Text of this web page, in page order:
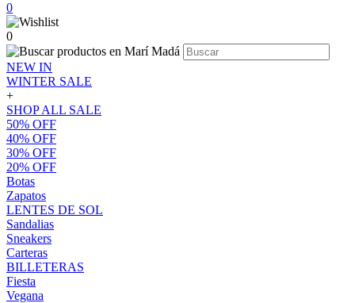
0
0
NEW IN
WINTER SALE
+
SHOP ALL SALE
50% OFF
40% OFF
30% OFF
20% OFF
Botas
Zapatos
LENTES DE SOL
Sandalias
Sneakers
Carteras
BILLETERAS
Fiesta
Vegana